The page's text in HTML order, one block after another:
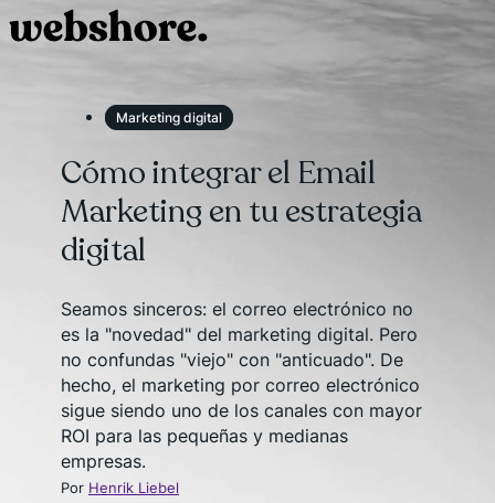
Marketing digital
Cómo integrar el Email
Marketing en tu estrategia
digital
Seamos sinceros: el correo electrónico no
es la "novedad" del marketing digital. Pero
no confundas "viejo" con "anticuado". De
hecho, el marketing por correo electrónico
sigue siendo uno de los canales con mayor
ROI para las pequeñas y medianas
empresas.
Por Henrik Liebel